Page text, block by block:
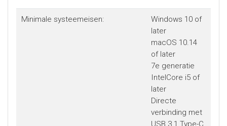
Minimale systeemeisen:
Windows 10 of
later
macOS 10.14
of later
7e generatie
IntelCore i5 of
later
Directe
verbinding met
USB 3.1 Type-C